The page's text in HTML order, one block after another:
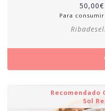
50,00€
Para
Recomendado
Sol